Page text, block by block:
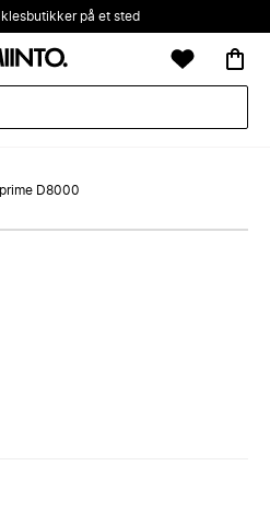
på et sted
D8000